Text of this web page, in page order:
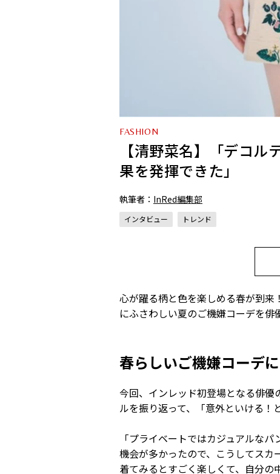
FASHION
【清野菜名】「デコ
果を発揮できた」
執筆者： InRed編集部
インタビュー トレンド
心が躍る柄と色を楽しめる春が到
にふさわしい夏のご機嫌コーデを俳
春らしいご機嫌コーデ
今回、インレッド初登場となる俳
ルを振り返って、「意外といける！
「プライベートではカジュアルな
機会が多かったので、こうしてス
着てみるとすごく楽しくて、自分